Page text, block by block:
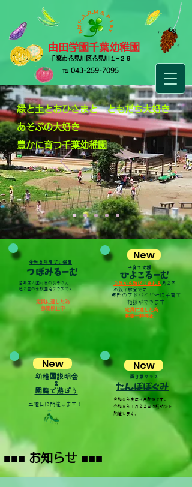
由田学園千葉幼稚園
​千葉市花見川区花見川１−２９
​℡ 043-259-7095
​緑と土とおひさまと
ともだち大好き
あそぶの大好き
豊かに育つ千葉幼稚園
New
​子育て支援
ひよこるーむ
０歳から遊びに来れる 月２回
の親子教室です
専門のアドバイザーに 子育て
相談ができます
定員に達した為
​募集一時停止
​令和８年度プレ保育
​つぼみるーむ
翌年度入園対象のお子さん
​週２回の未就園児クラスです
定員に達した為
募集​停止中
New
幼稚園説明会
&
園庭で遊ぼう
​土曜日に開催します！
New
満３歳クラス
​たんぽぽぐみ
令和８年度は６月開始です。
令和８年１月２２日に説明会を
開催します。
​■■■ お知らせ ■■■